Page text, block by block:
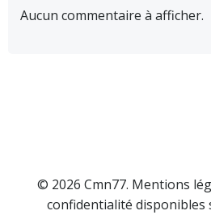
Aucun commentaire à afficher.
© 2026 Cmn77. Mentions
confidentialité disponibles